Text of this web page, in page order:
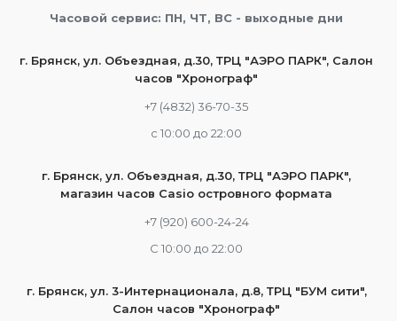
Часовой сервис: ПН, ЧТ, ВС - выходные дни
г. Брянск, ул. Объездная, д.30, ТРЦ "АЭРО ПАРК", Салон
часов "Хронограф"
+7 (4832) 36-70-35
c 10:00 до 22:00
г. Брянск, ул. Объездная, д.30, ТРЦ "АЭРО ПАРК",
магазин часов Casio островного формата
+7 (920) 600-24-24
С 10:00 до 22:00
г. Брянск, ул. 3-Интернационала, д.8, ТРЦ "БУМ сити",
Салон часов "Хронограф"